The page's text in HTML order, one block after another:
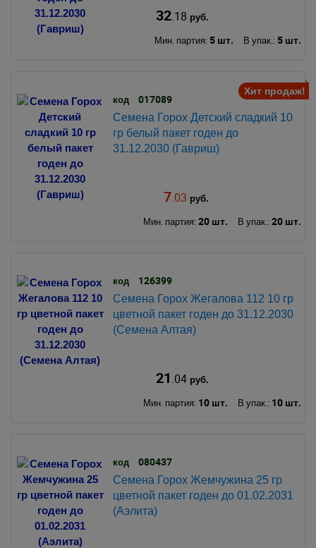
32.18 руб.
Мин. партия: 5 шт. В упак.: 5 шт.
Хит продаж!
код 017089
Семена Горох Детский сладкий 10
гр белый пакет годен до
31.12.2030 (Гавриш)
7.03 руб.
Мин. партия: 20 шт. В упак.: 20 шт.
код 126399
Семена Горох Жегалова 112 10 гр
цветной пакет годен до 31.12.2030
(Семена Алтая)
21.04руб.
Мин. партия: 10 шт. В упак.: 10 шт.
код 080437
Семена Горох Жемчужина 25 гр
цветной пакет годен до 01.02.2031
(Аэлита)